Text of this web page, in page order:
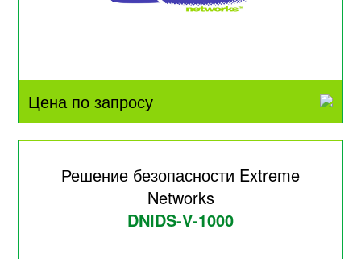
Цена по запросу
Решение безопасности Extreme
Networks
DNIDS-V-1000